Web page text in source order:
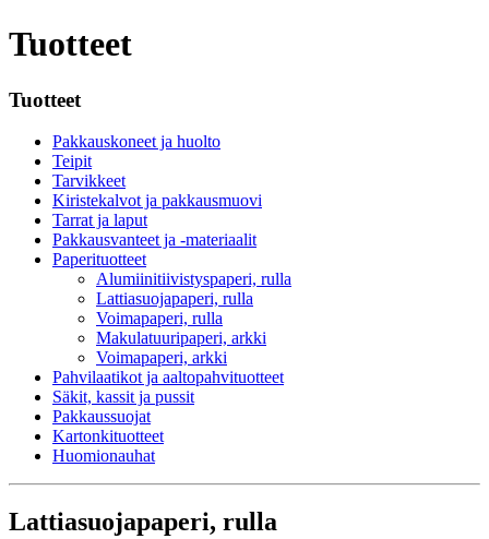
Tuotteet
Tuotteet
Pakkauskoneet ja huolto
Teipit
Tarvikkeet
Kiristekalvot ja pakkausmuovi
Tarrat ja laput
Pakkausvanteet ja -materiaalit
Paperituotteet
Alumiinitiivistyspaperi, rulla
Lattiasuojapaperi, rulla
Voimapaperi, rulla
Makulatuuripaperi, arkki
Voimapaperi, arkki
Pahvilaatikot ja aaltopahvituotteet
Säkit, kassit ja pussit
Pakkaussuojat
Kartonkituotteet
Huomionauhat
Lattiasuojapaperi, rulla